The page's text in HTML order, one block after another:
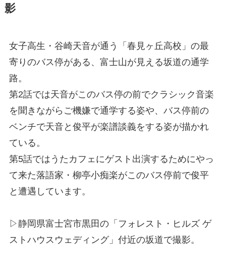
影
女子高生・谷崎天音が通う「春見ヶ丘高校」の最
寄りのバス停がある、富士山が見える坂道の通学
路。
第2話では天音がこのバス停の前でクラシック音楽
を聞きながらご機嫌で通学する姿や、バス停前の
ベンチで天音と俊平が楽譜談義をする姿が描かれ
ている。
第5話ではうたカフェにゲスト出演するためにやっ
て来た落語家・柳亭小痴楽がこのバス停前で俊平
と遭遇しています。
▷静岡県富士宮市黒田の「フォレスト・ヒルズ ゲ
ストハウスウェディング」付近の坂道で撮影。